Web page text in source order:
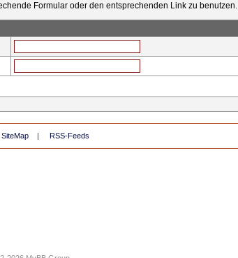
Formular oder den entsprechenden Link zu benutzen.
SiteMap | RSS-Feeds